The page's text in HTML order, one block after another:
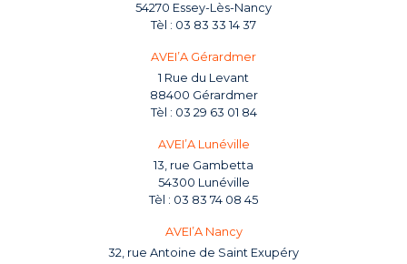
54270 Essey-Lès-Nancy
03 83 33 14 37
AVEI’A Gérardmer
1 Rue du Levant
88400 Gérardmer
03 29 63 01 84
AVEI’A Lunéville
13, rue Gambetta
54300 Lunéville
03 83 74 08 45
AVEI’A Nancy
32, rue Antoine de Saint Exupéry